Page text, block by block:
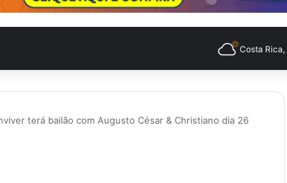
Costa Rica,
terá bailão com Augusto César & Christiano dia 26